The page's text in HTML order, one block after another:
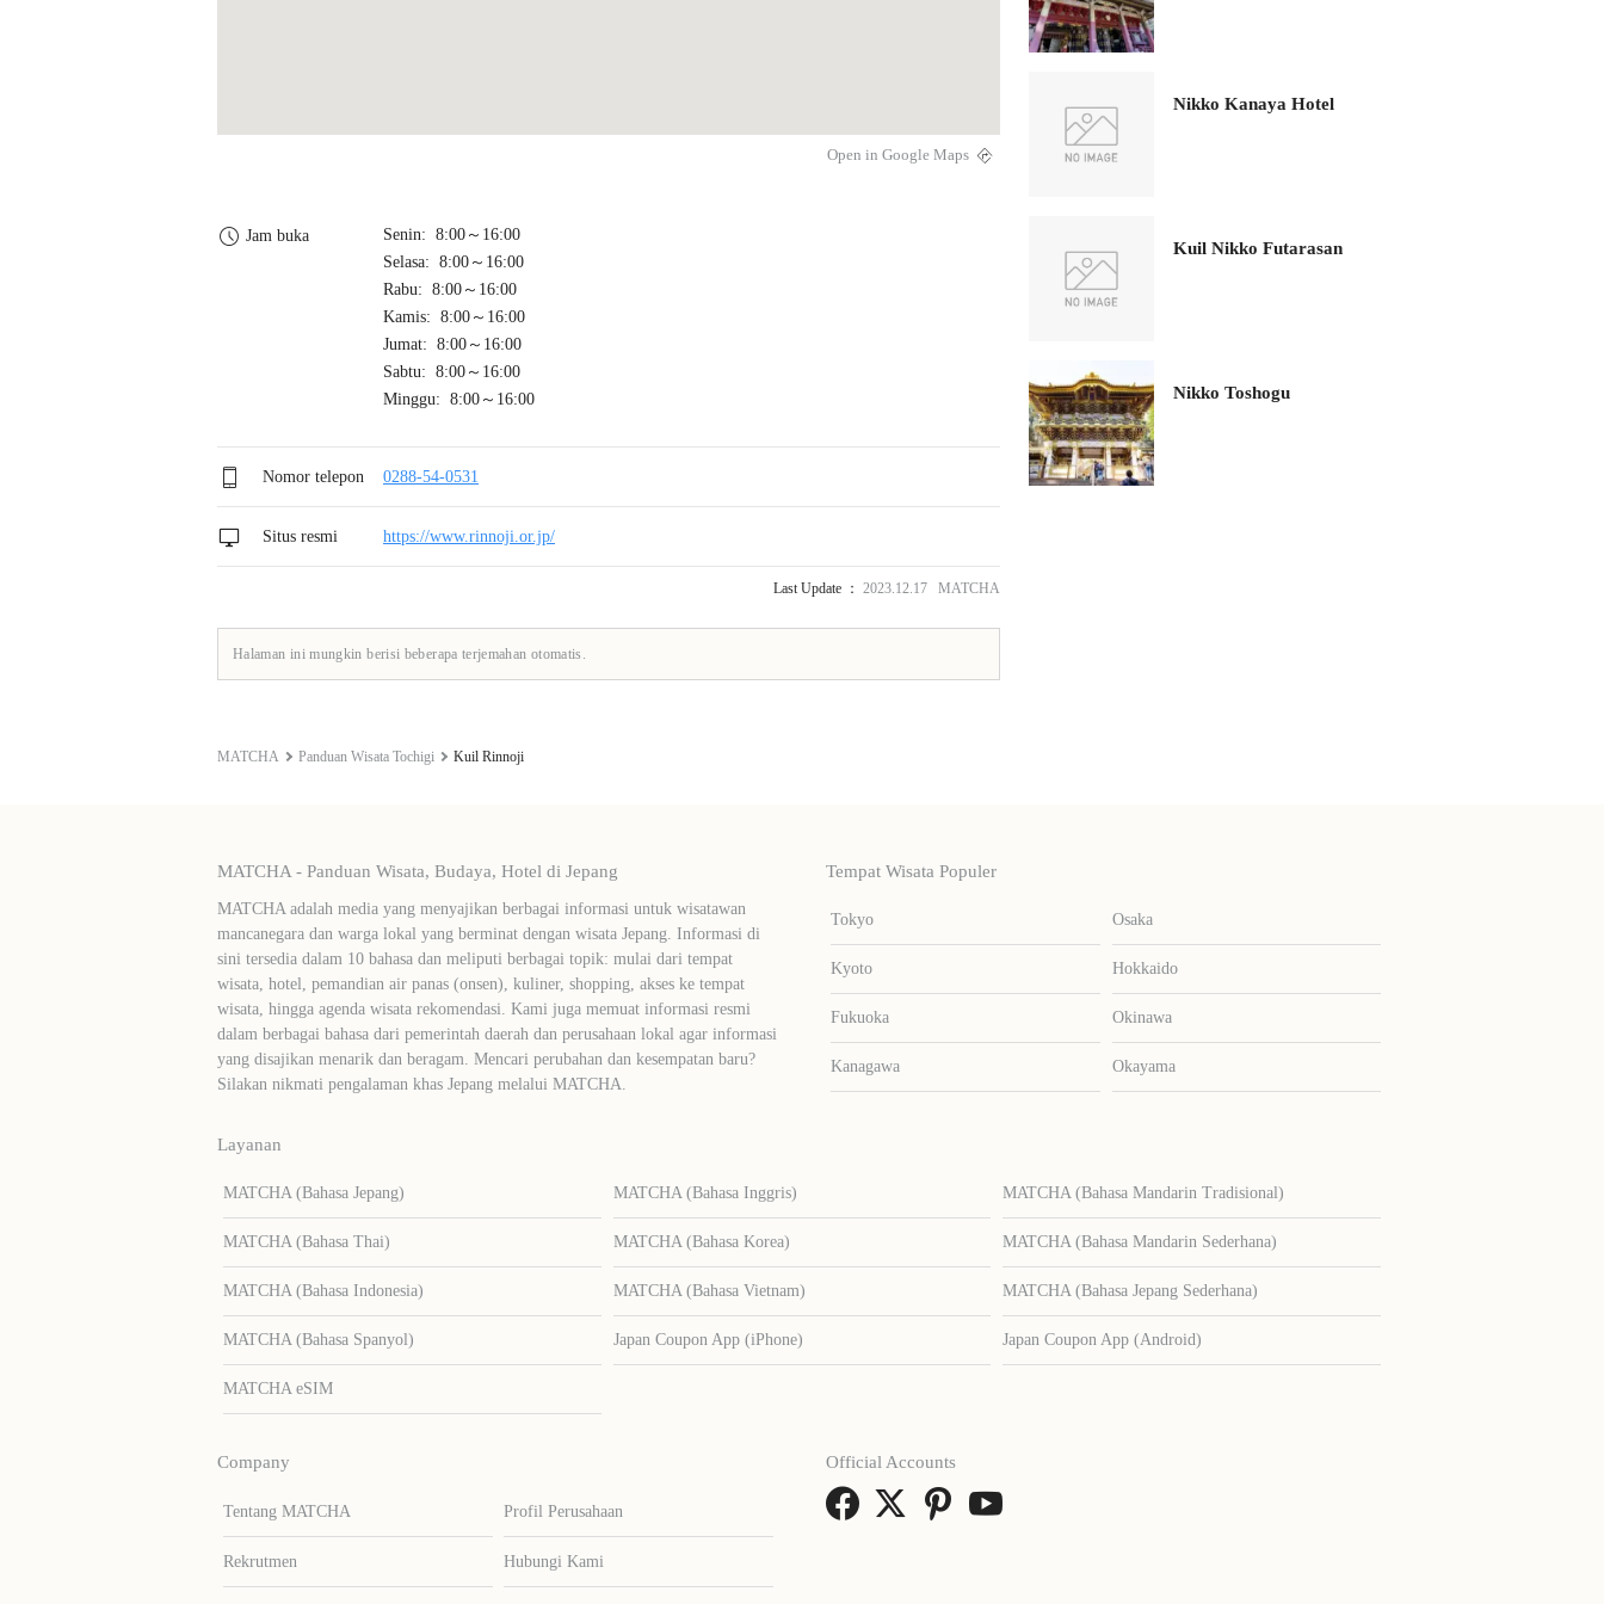
Open in Google Maps
Jam buka
Senin: 8:00～16:00
Selasa: 8:00～16:00
Rabu: 8:00～16:00
Kamis: 8:00～16:00
Jumat: 8:00～16:00
Sabtu: 8:00～16:00
Minggu: 8:00～16:00
Nomor telepon 0288-54-0531
Situs resmi https://www.rinnoji.or.jp/
Last Update ： 2023.12.17 MATCHA
Halaman ini mungkin berisi beberapa terjemahan otomatis.
Nikko Kanaya Hotel
Kuil Nikko Futarasan
Nikko Toshogu
MATCHA Panduan Wisata Tochigi Kuil Rinnoji
MATCHA - Panduan Wisata, Budaya, Hotel di Jepang
MATCHA adalah media yang menyajikan berbagai informasi untuk wisatawan
mancanegara dan warga lokal yang berminat dengan wisata Jepang. Informasi di
sini tersedia dalam 10 bahasa dan meliputi berbagai topik: mulai dari tempat
wisata, hotel, pemandian air panas (onsen), kuliner, shopping, akses ke tempat
wisata, hingga agenda wisata rekomendasi. Kami juga memuat informasi resmi
dalam berbagai bahasa dari pemerintah daerah dan perusahaan lokal agar informasi
yang disajikan menarik dan beragam. Mencari perubahan dan kesempatan baru?
Silakan nikmati pengalaman khas Jepang melalui MATCHA.
Tempat Wisata Populer
Tokyo Osaka
Kyoto Hokkaido
Fukuoka Okinawa
Kanagawa Okayama
Layanan
MATCHA (Bahasa Jepang) MATCHA (Bahasa Inggris) MATCHA (Bahasa Mandarin Tradisional)
MATCHA (Bahasa Thai) MATCHA (Bahasa Korea) MATCHA (Bahasa Mandarin Sederhana)
MATCHA (Bahasa Indonesia) MATCHA (Bahasa Vietnam) MATCHA (Bahasa Jepang Sederhana)
MATCHA (Bahasa Spanyol) Japan Coupon App (iPhone) Japan Coupon App (Android)
MATCHA eSIM
Company
Tentang MATCHA Profil Perusahaan
Rekrutmen Hubungi Kami
Official Accounts